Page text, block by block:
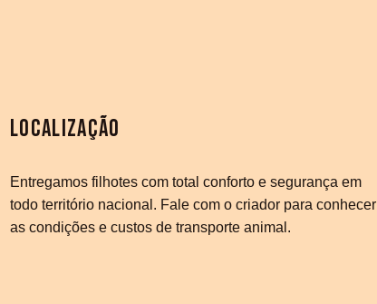
LOCALIZAÇÃO
Entregamos filhotes com total conforto e segurança em
todo território nacional. Fale com o criador para conhecer
as condições e custos de transporte animal.